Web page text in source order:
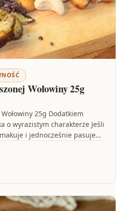
Wołowiny 25g
25g Dodatkiem
o wyrazistym charakterze Jeśli
i jednocześnie pasuje